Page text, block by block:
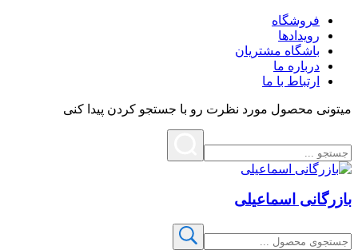
فروشگاه
رویدادها
باشگاه مشتریان
درباره ما
ارتباط با ما
میتونی محصول مورد نظرت رو با جستجو کردن پیدا کنی
بازرگانی اسماعیلی